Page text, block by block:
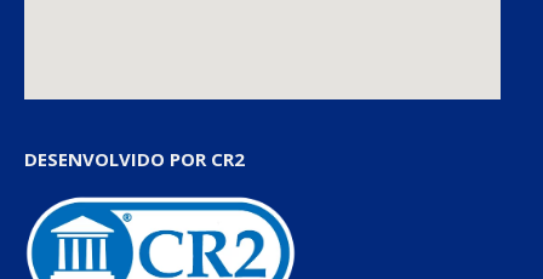
DESENVOLVIDO POR CR2